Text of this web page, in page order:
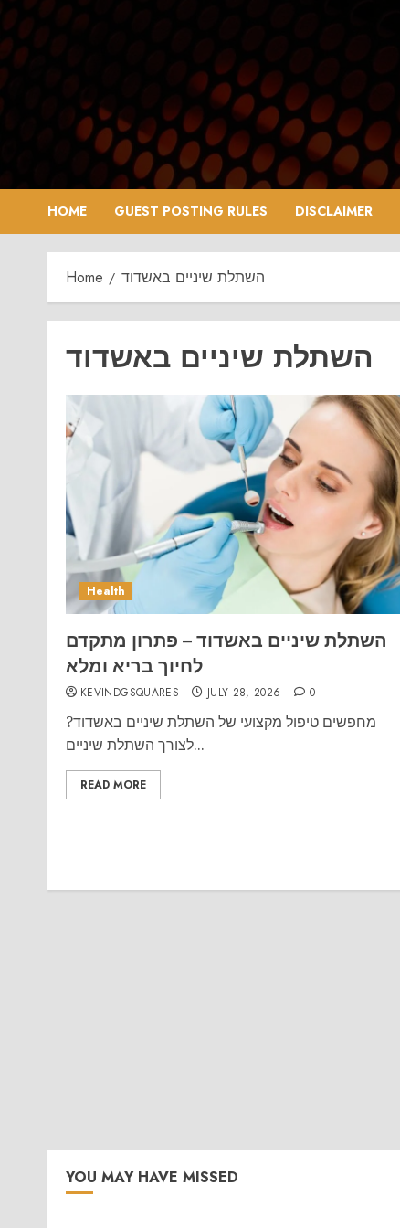
Skip
to
content
HOME GUEST POSTING RULES DISCLAIMER
Home השתלת שיניים באשדוד
השתלת שיניים באשדוד
Health
השתלת שיניים באשדוד – פתרון מתקדם
לחיוך בריא ומלא
KEVINDGSQUARES JULY 28, 2026 0
מחפשים טיפול מקצועי של השתלת שיניים באשדוד?
לצורך השתלת שיניים...
READ MORE
YOU MAY HAVE MISSED